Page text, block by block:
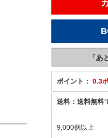
ポイント： 0.3
送料： 送料無料
9,000個以上